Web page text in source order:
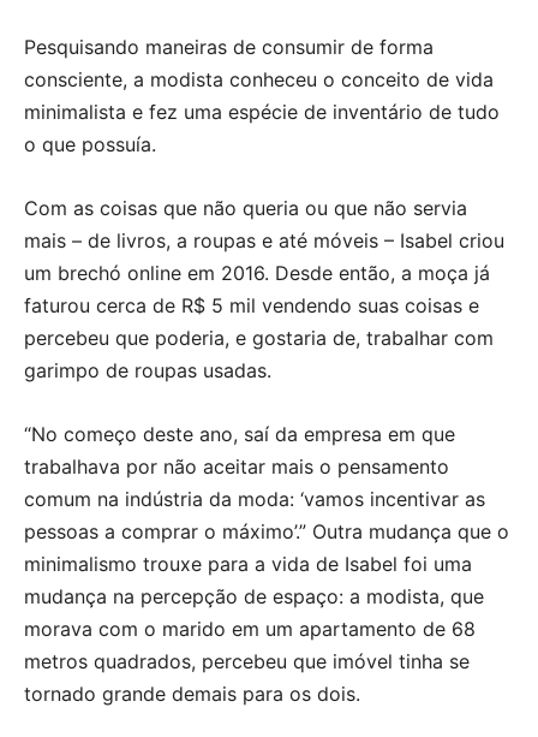
Pesquisando maneiras de consumir de forma
consciente, a modista conheceu o conceito de vida
minimalista e fez uma espécie de inventário de tudo
o que possuía.
Com as coisas que não queria ou que não servia
mais – de livros, a roupas e até móveis – Isabel criou
um brechó online em 2016. Desde então, a moça já
faturou cerca de R$ 5 mil vendendo suas coisas e
percebeu que poderia, e gostaria de, trabalhar com
garimpo de roupas usadas.
“No começo deste ano, saí da empresa em que
trabalhava por não aceitar mais o pensamento
comum na indústria da moda: ‘vamos incentivar as
pessoas a comprar o máximo’.” Outra mudança que o
minimalismo trouxe para a vida de Isabel foi uma
mudança na percepção de espaço: a modista, que
morava com o marido em um apartamento de 68
metros quadrados, percebeu que imóvel tinha se
tornado grande demais para os dois.